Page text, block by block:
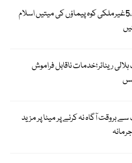
براڈ پیک حادثہ،5غیرملکی کوہ پیماؤں کی میتیں اسلام
ریٹائر؛خدمات ناقابل فراموش
بروقت آگاہ نہ کرنے پر میٹا پر مزید